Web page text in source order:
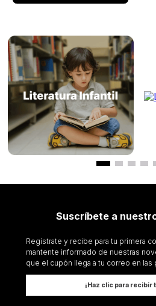
Suscríbete a
Regístrate y recibe para tu primera
mantente informado de nuestras
que el cupón llega a tu correo en las
¡Haz clic para recibir